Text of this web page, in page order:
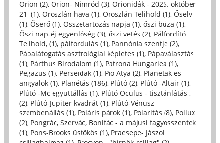
Orion (2), Orion- Nimród (3), Orionidák - 2025. október
21. (1), Oroszlán hava (1), Oroszlán Telihold (1), Őselv
(1), Őserő (1), Összetartozás napja (1), őszi búza (1),
Őszi nap-éj egyenlőség (3), őszi vetés (2), Pálfordító
Telihold, (1), pálfordulás (1), Pannónia szentje (2),
Pápalátogatás asztrológiai képletes (1), Pápaválasztás
(1), Párthus Birodalom (1), Patrona Hungariea (1),
Pegazus (1), Perseidák (1), Pió Atya (2), Planéták és
angyalok (1), Planétás (186), Plútó (2), Plútó -Altair (1),
Plútó -Mc együttállás (1), Plútó Oculus - tisztánlátás ,
(2), Plútó-Jupiter kvadrát (1), Plútó-Vénusz
szembenállás (1), Poláris párok (1), Polaritás (8), Pollux
(2), Pongrác, Szervác, Bonifác - a májusi fagyosszentek
(1), Pons-Brooks üstökös (1), Praesepe- Jászol